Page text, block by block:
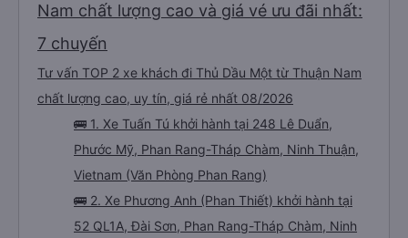
Nam chất lượng cao và giá vé ưu đãi nhất:
7 chuyến
Tư vấn TOP 2 xe khách đi Thủ Dầu Một từ Thuận Nam
chất lượng cao, uy tín, giá rẻ nhất 08/2026
🚌 1. Xe Tuấn Tú khởi hành tại 248 Lê Duẩn,
Phước Mỹ, Phan Rang-Tháp Chàm, Ninh Thuận,
Vietnam (Văn Phòng Phan Rang)
🚌 2. Xe Phương Anh (Phan Thiết) khởi hành tại
52 QL1A, Đài Sơn, Phan Rang-Tháp Chàm, Ninh